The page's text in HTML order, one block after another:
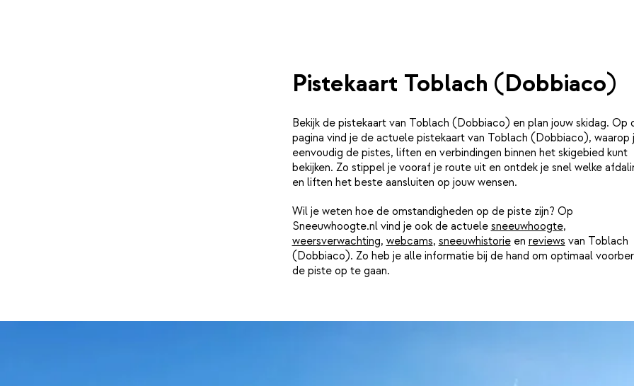
Pistekaart Toblach (Dobbiaco)
Bekijk de pistekaart van Toblach (Dobbiaco) en plan jouw skidag. Op
pagina vind je de actuele pistekaart van Toblach (Dobbiaco), waarop
eenvoudig de pistes, liften en verbindingen binnen het skigebied kunt
bekijken. Zo stippel je vooraf je route uit en ontdek je snel welke
en liften het beste aansluiten op jouw wensen.
Wil je weten hoe de omstandigheden op de piste zijn? Op
Sneeuwhoogte.nl vind je ook de actuele sneeuwhoogte,
weersverwachting, webcams, sneeuwhistorieen reviews van Toblach
(Dobbiaco). Zo heb je alle informatie bij de hand om optimaal
de piste op te gaan.